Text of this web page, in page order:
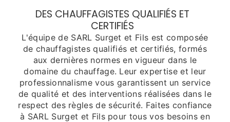
DES CHAUFFAGISTES QUALIFIÉS ET
CERTIFIÉS
L'équipe de SARL Surget et Fils est composée
de chauffagistes qualifiés et certifiés, formés
aux dernières normes en vigueur dans le
domaine du chauffage. Leur expertise et leur
professionnalisme vous garantissent un service
de qualité et des interventions réalisées dans le
respect des règles de sécurité. Faites confiance
à SARL Surget et Fils pour tous vos besoins en